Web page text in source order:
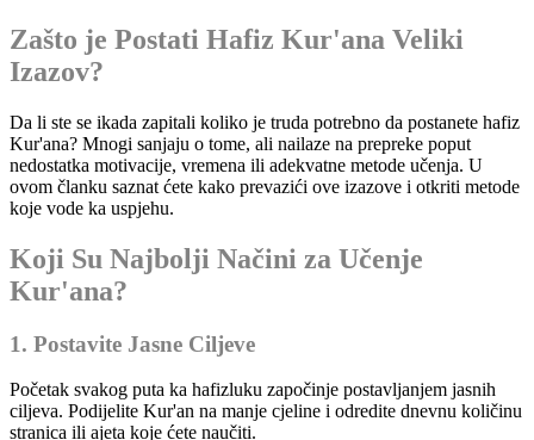
Zašto je Postati Hafiz Kur'ana Veliki
Izazov?
Da li ste se ikada zapitali koliko je truda potrebno da postanete hafiz
Kur'ana? Mnogi sanjaju o tome, ali nailaze na prepreke poput
nedostatka motivacije, vremena ili adekvatne metode učenja. U
ovom članku saznat ćete kako prevazići ove izazove i otkriti metode
koje vode ka uspjehu.
Koji Su Najbolji Načini za Učenje
Kur'ana?
1. Postavite Jasne Ciljeve
Početak svakog puta ka hafizluku započinje postavljanjem jasnih
ciljeva. Podijelite Kur'an na manje cjeline i odredite dnevnu količinu
stranica ili ajeta koje ćete naučiti.